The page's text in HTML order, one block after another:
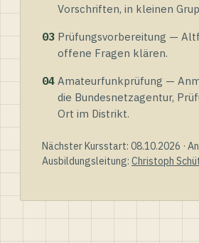
Vorschriften, in kleinen
03 Prüfungsvorbereitung —
offene Fragen klären.
04 Amateurfunkprüfung —
die Bundesnetzagentur,
Ort im Distrikt.
Nächster Kursstart: 08.10.2026 ·
Ausbildungsleitung: Christoph